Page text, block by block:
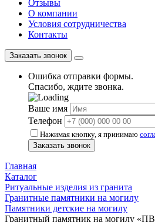
Отзывы
О компании
Условия сотрудничества
Контакты
Заказать звонок
Ошибка отправки формы.
Спасибо, ждите звонка.
Ваше имя
Телефон
Нажимая кнопку, я принимаю
Заказать звонок
Главная
Каталог
Ритуальные изделия из гранита
Гранитные памятники на могилу
Памятники детские на могилу
Гранитный памятник на могилу